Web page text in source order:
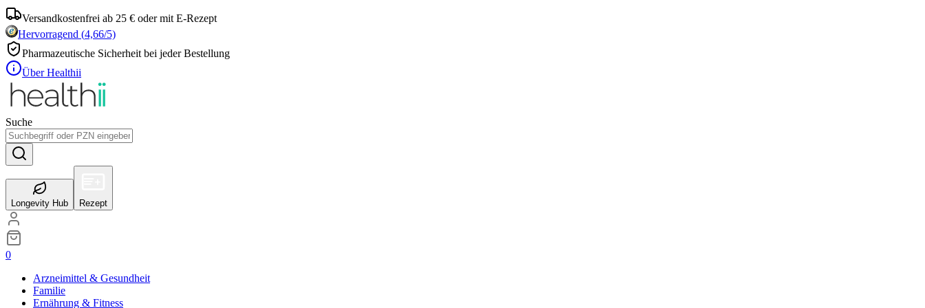
Versandkostenfrei ab 25 € oder mit E-Rezept
Hervorragend (4,66/5)
Pharmazeutische Sicherheit bei jeder Bestellung
Über Healthii
Suche
Longevity Hub Rezept
0
Arzneimittel & Gesundheit
Familie
Ernährung & Fitness